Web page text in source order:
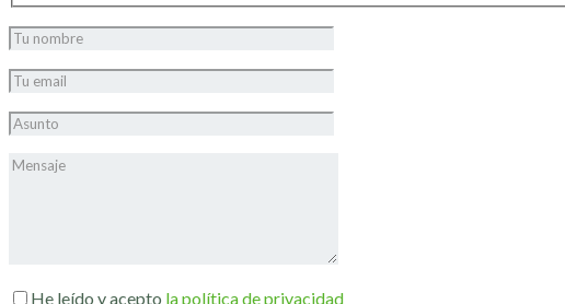
He leído y acepto la política de privacidad